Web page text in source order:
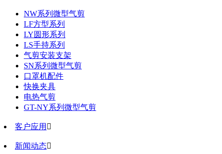
NW系列微型气剪
LF方型系列
LY圆形系列
LS手持系列
气剪安装支架
SN系列微型气剪
口罩机配件
快换夹具
电热气剪
GT-NY系列微型气剪
客户应用 
新闻动态